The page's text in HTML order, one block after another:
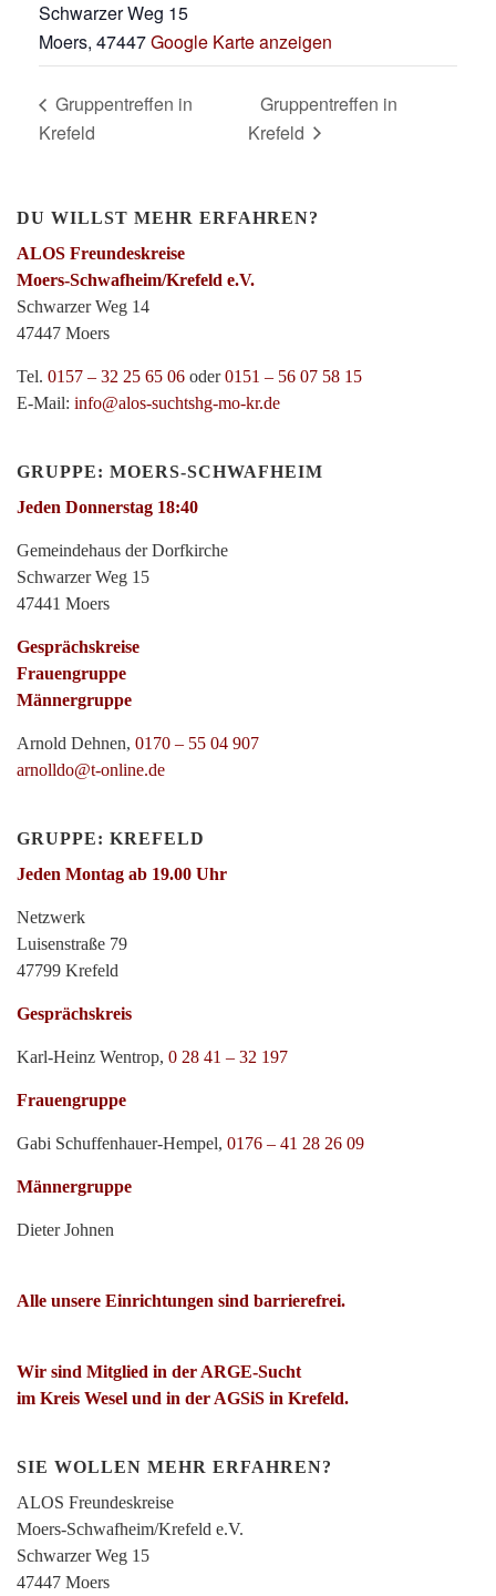
Schwarzer Weg 15
Moers, 47447Google Karte anzeigen
Gruppentreffen in
Krefeld
Gruppentreffen in
Krefeld
DU WILLST MEHR ERFAHREN?
ALOS Freundeskreise
Moers-Schwafheim/Krefeld e.V.
Schwarzer Weg 14
47447 Moers
Tel. 0157 – 32 25 65 06 oder0151 – 56 07 58 15
E-Mail: info@alos-suchtshg-mo-kr.de
GRUPPE: MOERS-SCHWAFHEIM
Jeden Donnerstag 18:40
Gemeindehaus der Dorfkirche
Schwarzer Weg 15
47441 Moers
Gesprächskreise
Frauengruppe
Männergruppe
Arnold Dehnen, 0170 – 55 04 907
arnolldo@t-online.de
GRUPPE: KREFELD
Jeden Montag ab 19.00 Uhr
Netzwerk
Luisenstraße 79
47799 Krefeld
Gesprächskreis
Karl-Heinz Wentrop, 0 28 41 – 32 197
Frauengruppe
Gabi Schuffenhauer-Hempel, 0176 – 41 28 26 09
Männergruppe
Dieter Johnen
Alle unsere Einrichtungen sind barrierefrei.
Wir sind Mitglied in der ARGE-Sucht
im Kreis Wesel und in der AGSiS in Krefeld.
SIE WOLLEN MEHR ERFAHREN?
ALOS Freundeskreise
Moers-Schwafheim/Krefeld e.V.
Schwarzer Weg 15
47447 Moers